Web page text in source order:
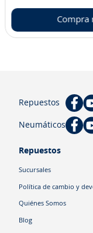
Compra
Repuestos
Neumáticos
Repuestos
Sucursales
Política de cambio y
Quiénes Somos
Blog